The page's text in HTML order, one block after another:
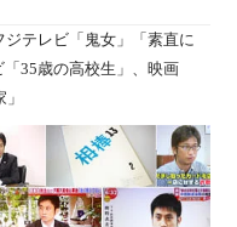
テレビ「鬼女」「素直に
35歳の高校生」、映画